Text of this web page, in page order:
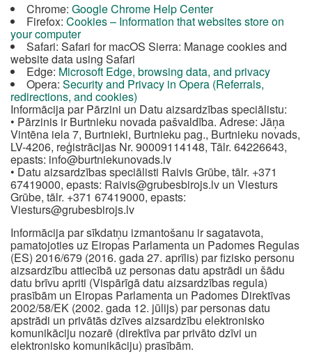
Chrome: Google Chrome Help Center
Firefox: Cookies – Information that websites store on
your computer
Safari: Safari for macOS Sierra: Manage cookies and
website data using Safari
Edge: Microsoft Edge, browsing data, and privacy
Opera: Security and Privacy in Opera (Referrals,
redirections, and cookies)
Informācija par Pārzini un Datu aizsardzības speciālistu:
• Pārzinis ir Burtnieku novada pašvaldība. Adrese: Jāņa
Vintēna iela 7, Burtnieki, Burtnieku pag., Burtnieku novads,
LV-4206, reģistrācijas Nr. 90009114148, Tālr. 64226643,
epasts: info@burtniekunovads.lv
• Datu aizsardzības speciālisti Raivis Grūbe, tālr. +371
67419000, epasts: Raivis@grubesbirojs.lv un Viesturs
Grūbe, tālr. +371 67419000, epasts:
Viesturs@grubesbirojs.lv
Informācija par sīkdatņu izmantošanu ir sagatavota,
pamatojoties uz Eiropas Parlamenta un Padomes Regulas
(ES) 2016/679 (2016. gada 27. aprīlis) par fizisko personu
aizsardzību attiecībā uz personas datu apstrādi un šādu
datu brīvu apriti (Vispārīgā datu aizsardzības regula)
prasībām un Eiropas Parlamenta un Padomes Direktīvas
2002/58/EK (2002. gada 12. jūlijs) par personas datu
apstrādi un privātās dzīves aizsardzību elektronisko
komunikāciju nozarē (direktīva par privāto dzīvi un
elektronisko komunikāciju) prasībām.